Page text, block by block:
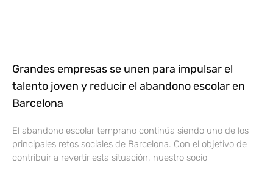
Grandes empresas se unen para impulsar el
talento joven y reducir el abandono escolar en
Barcelona
El abandono escolar temprano continúa siendo uno de los
principales retos sociales de Barcelona. Con el objetivo de
contribuir a revertir esta situación, nuestro socio